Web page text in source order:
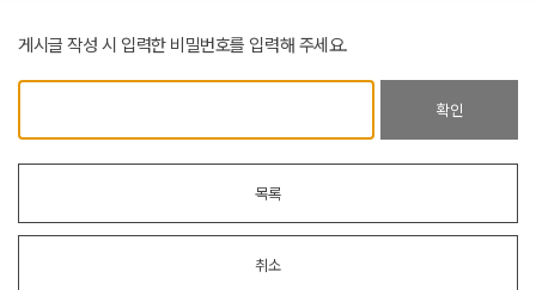
게시글 작성 시 입력한 비밀번호를 입력해 주세요.
확인
목록
취소